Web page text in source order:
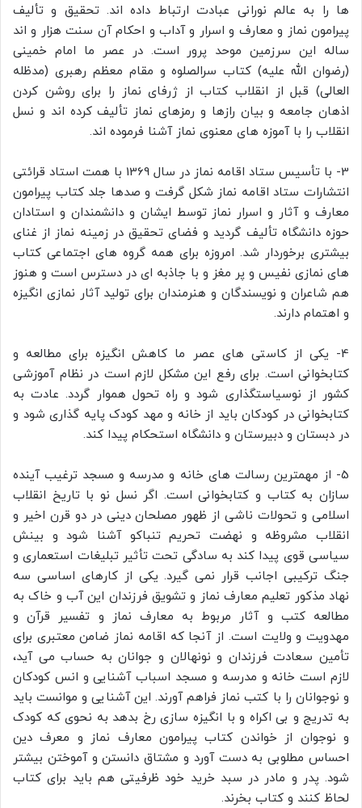
ها را به عالم نورانی عبادت ارتباط داده اند. تحقیق و تألیف
پیرامون نماز و معارف و اسرار و آداب و احکام آن سنت هزار و اند
ساله این سرزمین موحد پرور است. در عصر ما امام خمینی
(رضوان الله علیه) کتاب سرالصلوه و مقام معظم رهبری (مدظله
العالی) قبل از انقلاب کتاب از ژرفای نماز را برای روشن کردن
اذهان جامعه و بیان رازها و رمزهای نماز تألیف کرده اند و نسل
انقلاب را با آموزه های معنوی نماز آشنا فرموده اند.
3- با تأسیس ستاد اقامه نماز در سال 1369 با همت استاد قرائتی
انتشارات ستاد اقامه نماز شکل گرفت و صدها جلد کتاب پیرامون
معارف و آثار و اسرار نماز توسط ایشان و دانشمندان و استادان
حوزه دانشگاه تألیف گردید و فضای تحقیق در زمینه نماز از غنای
بیشتری برخوردار شد. امروزه برای همه گروه های اجتماعی کتاب
های نمازی نفیس و پر مغز و با جاذبه ای در دسترس است و هنوز
هم شاعران و نویسندگان و هنرمندان برای تولید آثار نمازی انگیزه
و اهتمام دارند.
4- یکی از کاستی های عصر ما کاهش انگیزه برای مطالعه و
کتابخوانی است. برای رفع این مشکل لازم است در نظام آموزشی
کشور از نوسیاستگذاری شود و راه تحول هموار گردد. عادت به
کتابخوانی در کودکان باید از خانه و مهد کودک پایه گذاری شود و
در دبستان و دبیرستان و دانشگاه استحکام پیدا کند.
5- از مهمترین رسالت های خانه و مدرسه و مسجد ترغیب آینده
سازان به کتاب و کتابخوانی است. اگر نسل نو با تاریخ انقلاب
اسلامی و تحولات ناشی از ظهور مصلحان دینی در دو قرن اخیر و
انقلاب مشروظه و نهضت تحریم تنباکو آشنا شود و بینش
سیاسی قوی پیدا کند به سادگی تحت تأثیر تبلیغات استعماری و
جنگ ترکیبی اجانب قرار نمی گیرد. یکی از کارهای اساسی سه
نهاد مذکور تعلیم معارف نماز و تشویق فرزندان این آب و خاک به
مطالعه کتب و آثار مربوط به معارف نماز و تفسیر قرآن و
مهدویت و ولایت است. از آنجا که اقامه نماز ضامن معتبری برای
تأمین سعادت فرزندان و نونهالان و جوانان به حساب می آید،
لازم است خانه و مدرسه و مسجد اسباب آشنایی و انس کودکان
و نوجوانان را با کتب نماز فراهم آورند. این آشنایی و موانست باید
به تدریج و بی اکراه و با انگیزه سازی رخ بدهد به نحوی که کودک
و نوجوان از خواندن کتاب پیرامون معارف نماز و معرف دین
احساس مطلوبی به دست آورد و مشتاق دانستن و آموختن بیشتر
شود. پدر و مادر در سبد خرید خود ظرفیتی هم باید برای کتاب
لحاظ کنند و کتاب بخرند.